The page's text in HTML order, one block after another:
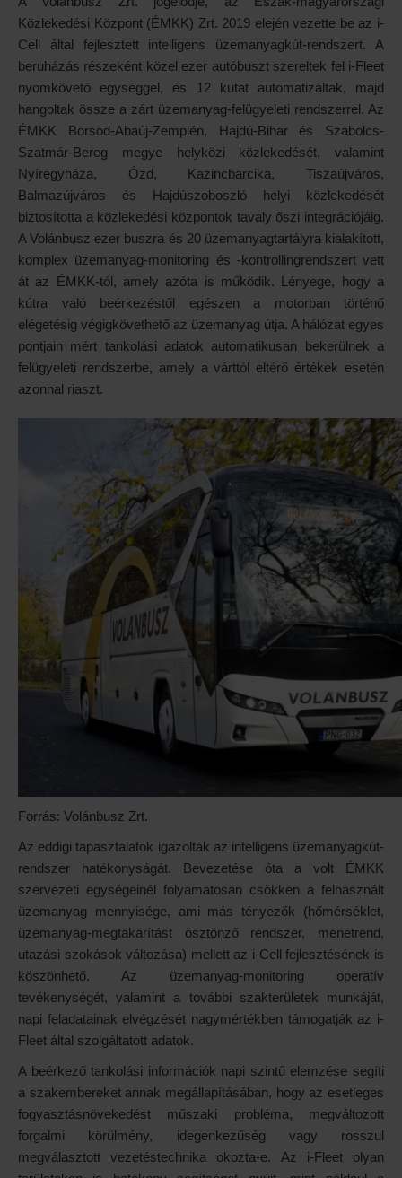
Közlekedési Központ (ÉMKK) Zrt. 2019 elején vezette be az i-
Cell által fejlesztett intelligens üzemanyagkút-rendszert. A
beruházás részeként közel ezer autóbuszt szereltek fel i-Fleet
nyomkövető egységgel, és 12 kutat automatizáltak, majd
hangoltak össze a zárt üzemanyag-felügyeleti rendszerrel. Az
ÉMKK Borsod-Abaúj-Zemplén, Hajdú-Bihar és Szabolcs-
Szatmár-Bereg megye helyközi közlekedését, valamint
Nyíregyháza, Ózd, Kazincbarcika, Tiszaújváros,
Balmazújváros és Hajdúszoboszló helyi közlekedését
biztosította a közlekedési központok tavaly őszi integrációjáig.
A Volánbusz ezer buszra és 20 üzemanyagtartályra kialakított,
komplex üzemanyag-monitoring és -kontrollingrendszert vett
át az ÉMKK-tól, amely azóta is működik. Lényege, hogy a
kútra való beérkezéstől egészen a motorban történő
elégetésig végigkövethető az üzemanyag útja. A hálózat egyes
pontjain mért tankolási adatok automatikusan bekerülnek a
felügyeleti rendszerbe, amely a várttól eltérő értékek esetén
azonnal riaszt.
Forrás: Volánbusz Zrt.
Az eddigi tapasztalatok igazolták az intelligens üzemanyagkút-
rendszer hatékonyságát. Bevezetése óta a volt ÉMKK
szervezeti egységeinél folyamatosan csökken a felhasznált
üzemanyag mennyisége, ami más tényezők (hőmérséklet,
üzemanyag-megtakarítást ösztönző rendszer, menetrend,
utazási szokások változása) mellett az i-Cell fejlesztésének is
köszönhető. Az üzemanyag-monitoring operatív
tevékenységét, valamint a további szakterületek munkáját,
napi feladatainak elvégzését nagymértékben támogatják az i-
Fleet által szolgáltatott adatok.
A beérkező tankolási információk napi szintű elemzése segíti
a szakembereket annak megállapításában, hogy az esetleges
fogyasztásnövekedést műszaki probléma, megváltozott
forgalmi körülmény, idegenkezűség vagy rosszul
megválasztott vezetéstechnika okozta-e. Az i-Fleet olyan